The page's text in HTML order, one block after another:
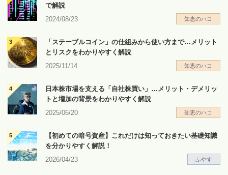
で解説
2024/08/23
知恵のハコ
「ステーブルコイン」の仕組みから使い方まで…メリット
とリスクをわかりやすく解説
2025/11/14
知恵のハコ
日本株市場を支える「自社株買い」…メリット・デメリッ
トと増加の背景をわかりやすく解説
2025/06/20
知恵のハコ
【初めての暗号資産】これだけは知っておきたい基礎知識
を分かりやすく解説！
2026/04/23
ふやす